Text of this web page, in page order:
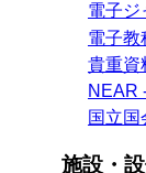
電子ジ
電子教
貴重資
NEAR
国立
施設・